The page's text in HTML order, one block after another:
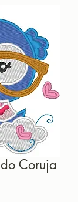
Coruja